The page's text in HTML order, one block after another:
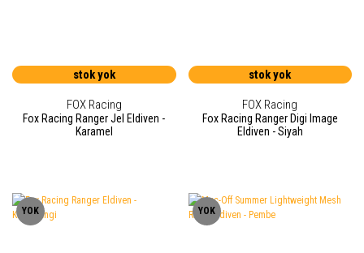
stok yok
FOX Racing
Fox Racing Ranger Jel Eldiven -
Karamel
stok yok
FOX Racing
Fox Racing Ranger Digi Image
Eldiven - Siyah
YOK YOK